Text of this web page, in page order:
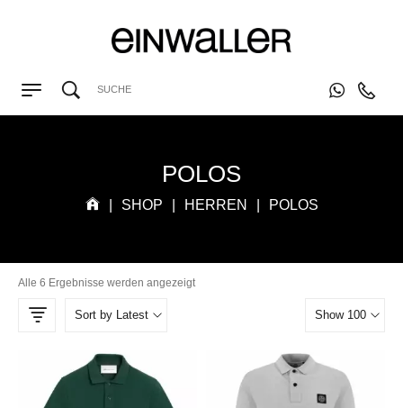
POLOS
SHOP HERREN POLOS
Alle 6 Ergebnisse werden angezeigt
Sort by Latest Show 100